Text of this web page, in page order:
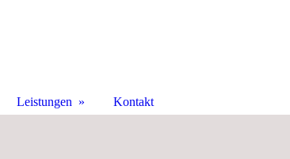
Leistungen Kontakt